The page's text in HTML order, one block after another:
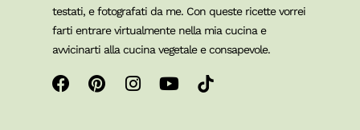
testati, e fotografati da me. Con queste ricette vorrei
farti entrare virtualmente nella mia cucina e
avvicinarti alla cucina vegetale e consapevole.